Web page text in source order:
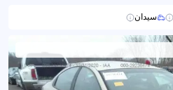
سيدان